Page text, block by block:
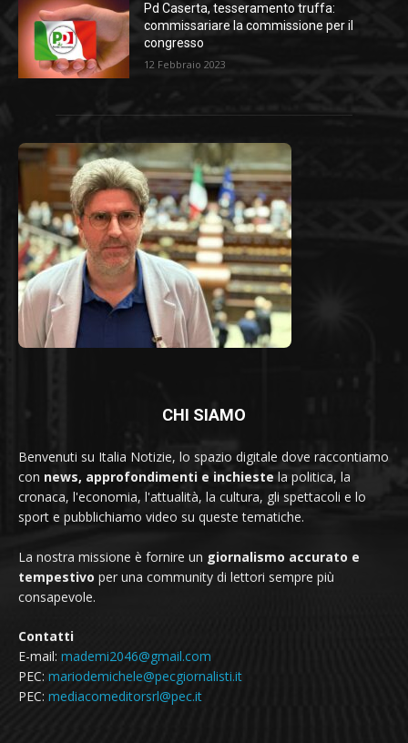
Pd Caserta, tesseramento truffa:
commissariare la commissione per il
congresso
12 Febbraio 2023
CHI SIAMO
Benvenuti su Italia Notizie, lo spazio digitale dove raccontiamo
con news, approfondimenti e inchieste la politica, la
cronaca, l'economia, l'attualità, la cultura, gli spettacoli e lo
sport e pubblichiamo video su queste tematiche.
La nostra missione è fornire un giornalismo accurato e
tempestivo per una community di lettori sempre più
consapevole.
Contatti
E-mail: mademi2046@gmail.com
PEC: mariodemichele@pecgiornalisti.it
PEC: mediacomeditorsrl@pec.it